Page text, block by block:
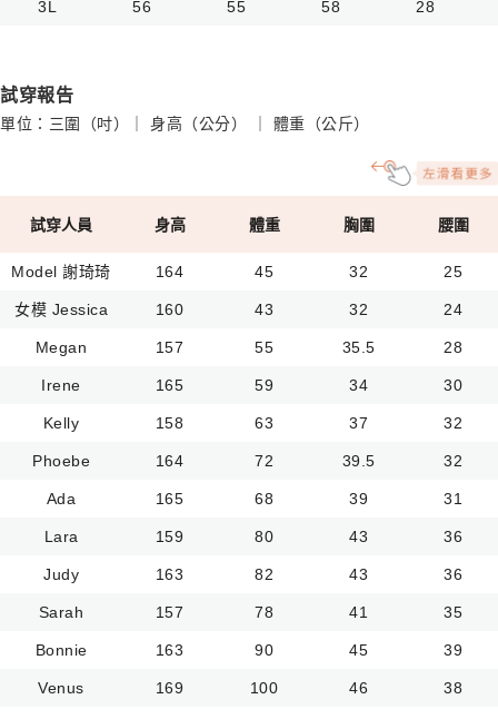
3L 56 55 58 28
試穿報告
單位：三圍（吋）｜ 身高（公分） ｜ 體重（公斤）
試穿人員 身高 體重 胸圍 腰圍
Model 謝琦琦 164 45 32 25
女模 Jessica 160 43 32 24
Megan 157 55 35.5 28
Irene 165 59 34 30
Kelly 158 63 37 32
Phoebe 164 72 39.5 32
Ada 165 68 39 31
Lara 159 80 43 36
Judy 163 82 43 36
Sarah 157 78 41 35
Bonnie 163 90 45 39
Venus 169 100 46 38